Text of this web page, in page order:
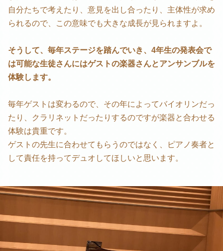
自分たちで考えたり、意見を出し合ったり、主体性が求め
られるので、この意味でも大きな成長が見られますよ。
そうして、毎年ステージを踏んでいき、4年生の発表会で
は可能な生徒さんにはゲストの楽器さんとアンサンブルを
体験します。
毎年ゲストは変わるので、その年によってバイオリンだっ
たり、クラリネットだったりするのですが楽器と合わせる
体験は貴重です。
ゲストの先生に合わせてもらうのではなく、ピアノ奏者と
して責任を持ってデュオしてほしいと思います。